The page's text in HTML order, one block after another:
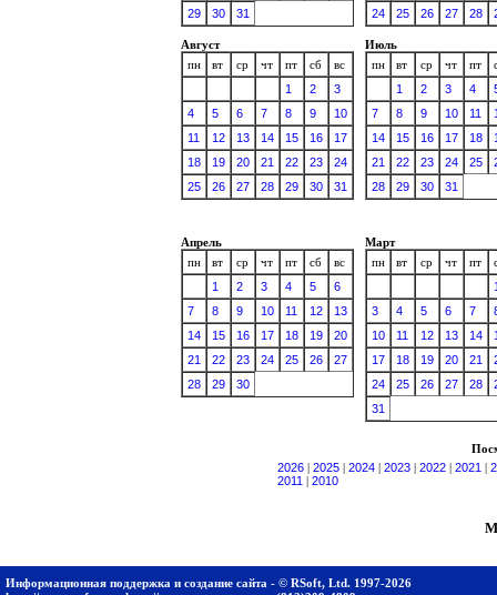
29
30 31
24
25 26 27 28
Август
пн
вт ср чт пт сб
вс
1
2
3
4
5 6 7 8 9
10
11
12 13 14 15 16
17
18
19 20 21 22 23
24
25
26 27 28 29 30 31
Июль
пн
вт ср чт пт
1
2 3 4
7
8 9 10 11
14
15 16 17 18
21
22 23 24 25
28
29 30 31
Апрель
пн
вт ср чт пт сб
вс
1
2 3 4 5
6
7
8 9 10 11 12
13
14
15 16 17 18 19
20
21
22 23 24 25 26
27
28
29 30
Март
пн
вт ср чт пт
3
4 5 6 7
10
11 12 13 14
17
18 19 20 21
24
25 26 27 28
31
2026
2025 2024 2023 2022 2021
2011
2010
Информационная поддержка и создание сайта - © RSoft, Ltd. 1997-2026